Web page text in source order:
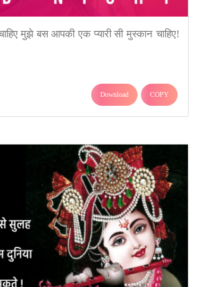
मुझे बस आपकी एक प्यारी सी मुस्कान चाहिए!
Download COPY